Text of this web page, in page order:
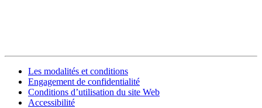
Les modalités et conditions
Engagement de confidentialité
Conditions d’utilisation du site Web
Accessibilité